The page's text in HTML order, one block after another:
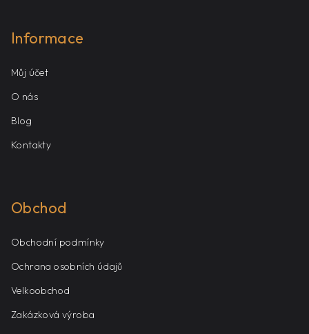
Informace
Můj účet
O nás
Blog
Kontakty
Obchod
Obchodní podmínky
Ochrana osobních údajů
Velkoobchod
Zakázková výroba